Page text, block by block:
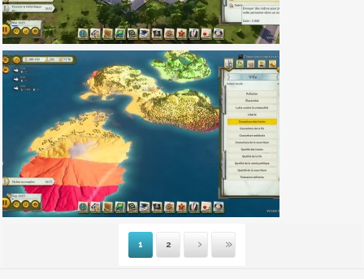
1 2
Suivante
Dernière